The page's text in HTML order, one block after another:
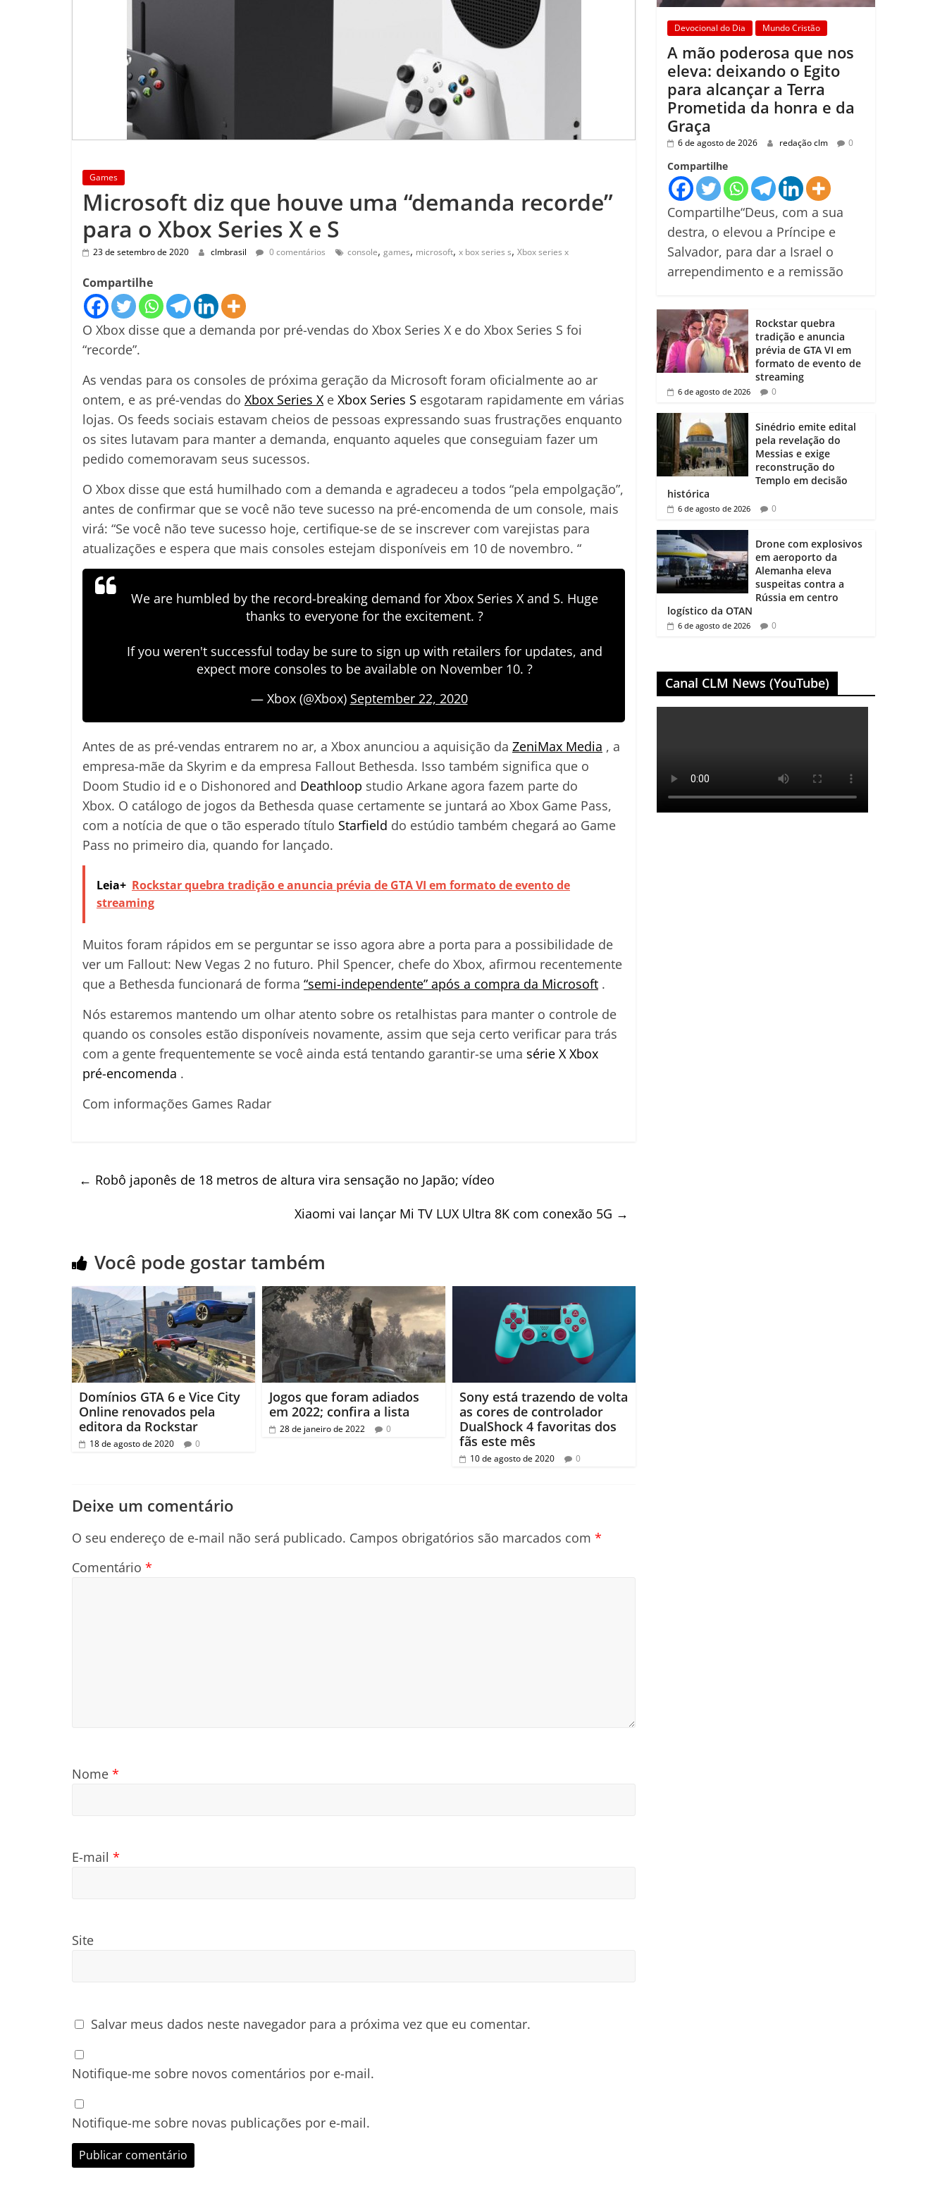
Games
Microsoft diz que houve uma “demanda recorde”
para o Xbox Series X e S
23 de setembro de 2020 clmbrasil 0 comentários console, games, microsoft, x box series s, Xbox series x
Compartilhe
O Xbox disse que a demanda por pré-vendas do Xbox Series X e do Xbox Series S foi
“recorde”.
As vendas para os consoles de próxima geração da Microsoft foram oficialmente ao ar
ontem, e as pré-vendas do Xbox Series X e Xbox Series S esgotaram rapidamente em várias
lojas. Os feeds sociais estavam cheios de pessoas expressando suas frustrações enquanto
os sites lutavam para manter a demanda, enquanto aqueles que conseguiam fazer um
pedido comemoravam seus sucessos.
O Xbox disse que está humilhado com a demanda e agradeceu a todos “pela empolgação”,
antes de confirmar que se você não teve sucesso na pré-encomenda de um console, mais
virá: “Se você não teve sucesso hoje, certifique-se de se inscrever com varejistas para
atualizações e espera que mais consoles estejam disponíveis em 10 de novembro. “
We are humbled by the record-breaking demand for Xbox Series X and S. Huge
thanks to everyone for the excitement. ?
If you weren't successful today be sure to sign up with retailers for updates, and
expect more consoles to be available on November 10. ?
— Xbox (@Xbox) September 22, 2020
Antes de as pré-vendas entrarem no ar, a Xbox anunciou a aquisição da ZeniMax Media , a
empresa-mãe da Skyrim e da empresa Fallout Bethesda. Isso também significa que o
Doom Studio id e o Dishonored and Deathloop studio Arkane agora fazem parte do
Xbox. O catálogo de jogos da Bethesda quase certamente se juntará ao Xbox Game Pass,
com a notícia de que o tão esperado título Starfield do estúdio também chegará ao Game
Pass no primeiro dia, quando for lançado.
Leia+ Rockstar quebra tradição e anuncia prévia de GTA VI em formato de evento de
streaming
Muitos foram rápidos em se perguntar se isso agora abre a porta para a possibilidade de
ver um Fallout: New Vegas 2 no futuro. Phil Spencer, chefe do Xbox, afirmou recentemente
que a Bethesda funcionará de forma “semi-independente” após a compra da Microsoft .
Nós estaremos mantendo um olhar atento sobre os retalhistas para manter o controle de
quando os consoles estão disponíveis novamente, assim que seja certo verificar para trás
com a gente frequentemente se você ainda está tentando garantir-se uma série X Xbox
pré-encomenda .
Com informações Games Radar
← Robô japonês de 18 metros de altura vira sensação no Japão; vídeo
Xiaomi vai lançar Mi TV LUX Ultra 8K com conexão 5G →
Você pode gostar também
Domínios GTA 6 e Vice City
Online renovados pela
editora da Rockstar
18 de agosto de 2020 0
Jogos que foram adiados
em 2022; confira a lista
28 de janeiro de 2022 0
Sony está trazendo de volta
as cores de controlador
DualShock 4 favoritas dos
fãs este mês
10 de agosto de 2020 0
Deixe um comentário
O seu endereço de e-mail não será publicado. Campos obrigatórios são marcados com *
Comentário *
Nome *
E-mail *
Site
Salvar meus dados neste navegador para a próxima vez que eu comentar.
Notifique-me sobre novos comentários por e-mail.
Notifique-me sobre novas publicações por e-mail.
Devocional do Dia Mundo Cristão
A mão poderosa que nos
eleva: deixando o Egito
para alcançar a Terra
Prometida da honra e da
Graça
6 de agosto de 2026 redação clm 0
Compartilhe
Compartilhe“Deus, com a sua
destra, o elevou a Príncipe e
Salvador, para dar a Israel o
arrependimento e a remissão
Rockstar quebra
tradição e anuncia
prévia de GTA VI em
formato de evento de
streaming
6 de agosto de 2026 0
Sinédrio emite edital
pela revelação do
Messias e exige
reconstrução do
Templo em decisão
histórica
6 de agosto de 2026 0
Drone com explosivos
em aeroporto da
Alemanha eleva
suspeitas contra a
Rússia em centro
logístico da OTAN
6 de agosto de 2026 0
Canal CLM News (YouTube)